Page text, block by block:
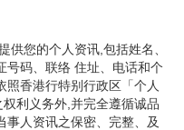
供您的个人资讯,包括姓名、
号码、联络 住址、电话和个
照香港行特别行政区「个人
利义务外,并完全遵循诚品
事人资讯之保密、完整、及